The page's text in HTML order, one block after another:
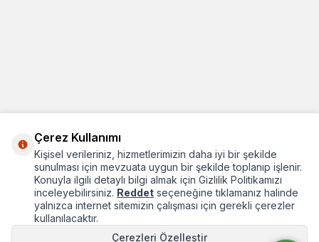
Çerez Kullanımı
Kişisel verileriniz, hizmetlerimizin daha iyi bir şekilde
sunulması için mevzuata uygun bir şekilde toplanıp işlenir.
Konuyla ilgili detaylı bilgi almak için Gizlilik Politikamızı
inceleyebilirsiniz. Reddet seçeneğine tıklamanız halinde
yalnızca internet sitemizin çalışması için gerekli çerezler
kullanılacaktır.
Çerezleri Özelleştir